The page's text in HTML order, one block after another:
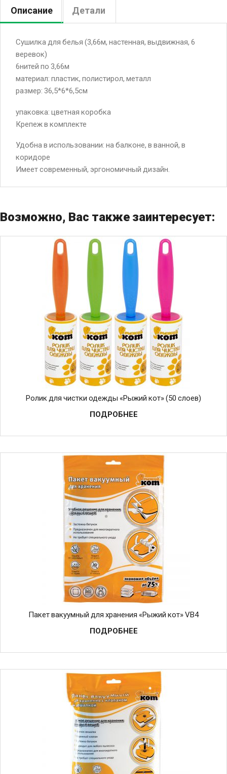
Описание Детали
Сушилка для белья (3,66м, настенная, выдвижная, 6
веревок)
6нитей по 3,66м
материал: пластик, полистирол, металл
размер: 36,5*6*6,5см
упаковка: цветная коробка
Крепеж в комплекте
Удобна в использовании: на балконе, в ванной, в
коридоре
Имеет современный, эргономичный дизайн.
Возможно, Вас также заинтересует:
Ролик для чистки одежды «Рыжий кот» (50 слоев)
ПОДРОБНЕЕ
Пакет вакуумный для хранения «Рыжий кот» VB4
ПОДРОБНЕЕ